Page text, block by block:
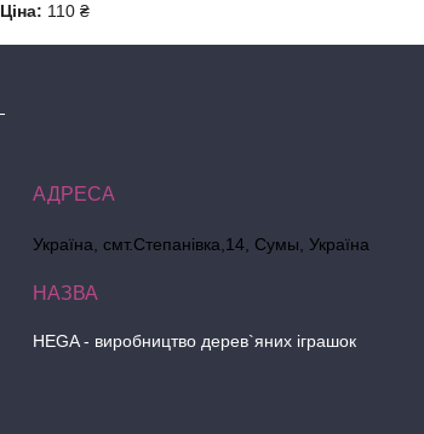
Ціна: 110 ₴
Україна, смт.Степанівка,14, Cумы, Україна
HEGA - виробництво дерев`яних іграшок